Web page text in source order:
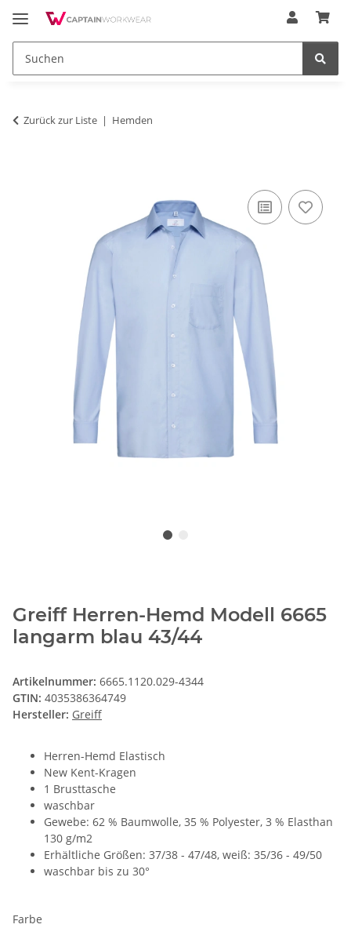
Zurück zur Liste Hemden
Greiff Herren-Hemd Modell 6665
langarm blau 43/44
Artikelnummer: 6665.1120.029-4344
GTIN: 4035386364749
Hersteller: Greiff
Herren-Hemd Elastisch
New Kent-Kragen
1 Brusttasche
waschbar
Gewebe: 62 % Baumwolle, 35 % Polyester, 3 % Elasthan
130 g/m2
Erhältliche Größen: 37/38 - 47/48, weiß: 35/36 - 49/50
waschbar bis zu 30°
Farbe